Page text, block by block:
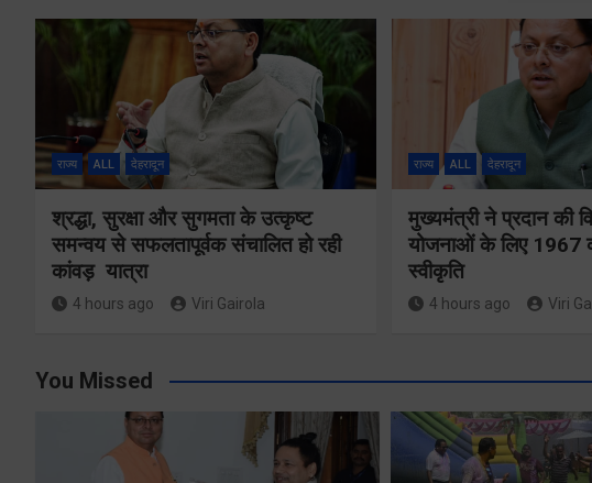
राज्य ALL देहरादून
श्रद्धा, सुरक्षा और सुगमता के उत्कृष्ट
समन्वय से सफलतापूर्वक संचालित हो रही
कांवड़ यात्रा
4 hours ago Viri Gairola
राज्य ALL देहरादून
मुख्यमंत्री ने प्रदान की
योजनाओं के लिए 1967
स्वीकृति
4 hours ago Viri
You Missed